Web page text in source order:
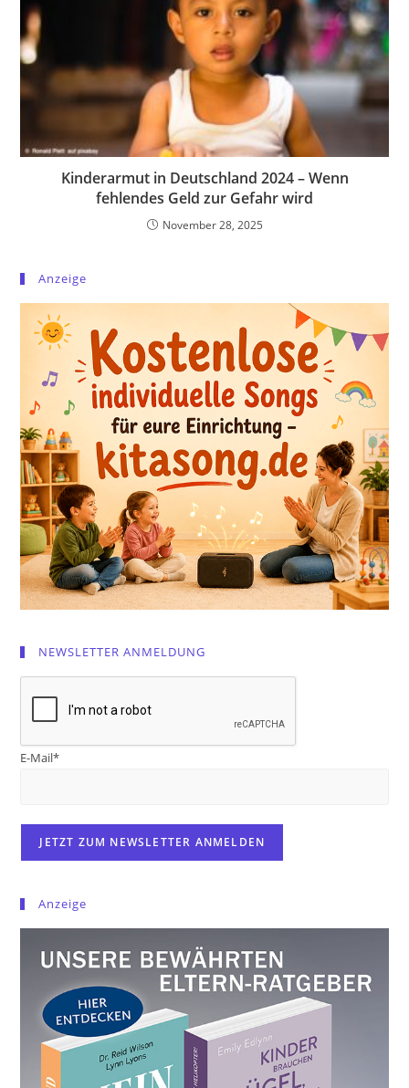
Kinderarmut in Deutschland 2024 – Wenn
fehlendes Geld zur Gefahr wird
November 28, 2025
Anzeige
NEWSLETTER ANMELDUNG
E-Mail*
Anzeige